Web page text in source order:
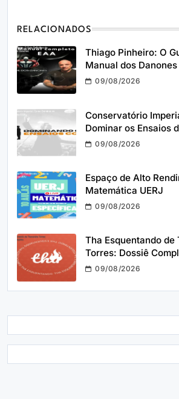
RELACIONADOS
Thiago Pinheiro: O
Manual dos Danones
09/08/2026
Conservatório
Dominar os Ensaios
09/08/2026
Espaço de Alto
Matemática UERJ
09/08/2026
Tha Esquentando de
Torres: Dossiê
09/08/2026